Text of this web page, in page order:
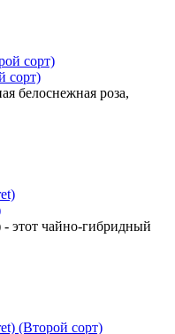
сорт)
белоснежная роза,
этот чайно-гибридный